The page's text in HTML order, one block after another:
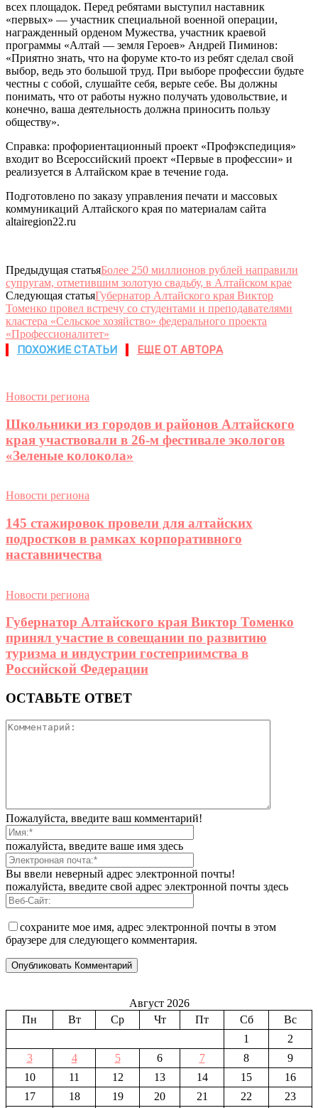
всех площадок. Перед ребятами выступил наставник
«первых» — участник специальной военной операции,
награжденный орденом Мужества, участник краевой
программы «Алтай — земля Героев» Андрей Пиминов:
«Приятно знать, что на форуме кто-то из ребят сделал свой
выбор, ведь это большой труд. При выборе профессии будьте
честны с собой, слушайте себя, верьте себе. Вы должны
понимать, что от работы нужно получать удовольствие, и
конечно, ваша деятельность должна приносить пользу
обществу».
Справка: профориентационный проект «Профэкспедиция»
входит во Всероссийский проект «Первые в профессии» и
реализуется в Алтайском крае в течение года.
Подготовлено по заказу управления печати и массовых
коммуникаций Алтайского края по материалам сайта
altairegion22.ru
Предыдущая статьяБолее 250 миллионов рублей направили
супругам, отметившим золотую свадьбу, в Алтайском крае
Следующая статьяГубернатор Алтайского края Виктор
Томенко провел встречу со студентами и преподавателями
кластера «Сельское хозяйство» федерального проекта
«Профессионалитет»
ПОХОЖИЕ СТАТЬИ ЕЩЕ ОТ АВТОРА
Новости региона
Школьники из городов и районов Алтайского
края участвовали в 26-м фестивале экологов
«Зеленые колокола»
Новости региона
145 стажировок провели для алтайских
подростков в рамках корпоративного
наставничества
Новости региона
Губернатор Алтайского края Виктор Томенко
принял участие в совещании по развитию
туризма и индустрии гостеприимства в
Российской Федерации
ОСТАВЬТЕ ОТВЕТ
Пожалуйста, введите ваш комментарий!
пожалуйста, введите ваше имя здесь
Вы ввели неверный адрес электронной почты!
пожалуйста, введите свой адрес электронной почты здесь
сохраните мое имя, адрес электронной почты в этом
браузере для следующего комментария.
Август 2026
Пн
Вт Ср Чт Пт Сб
Вс
1
2
3
4 5 6 7 8
9
10
11 12 13 14 15
16
17
18 19 20 21 22
23